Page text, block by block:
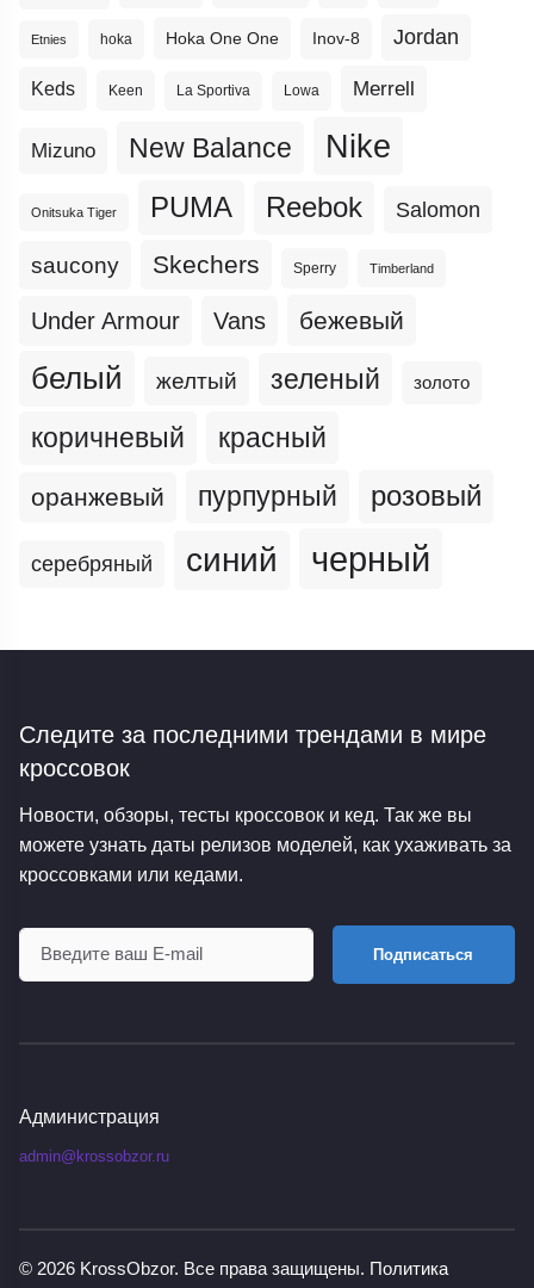
Etnies hoka Hoka One One Inov-8 Jordan
Keds Keen La Sportiva Lowa Merrell
Mizuno New Balance Nike
Onitsuka Tiger PUMA Reebok Salomon
saucony Skechers Sperry Timberland
Under Armour Vans бежевый
белый желтый зеленый золото
коричневый красный
оранжевый пурпурный розовый
серебряный синий черный
Следите за последними трендами в мире
кроссовок
Новости, обзоры, тесты кроссовок и кед. Так же вы
можете узнать даты релизов моделей, как ухаживать за
кроссовками или кедами.
Подписаться
Администрация
admin@krossobzor.ru
© 2026 KrossObzor. Все права защищены. Политика